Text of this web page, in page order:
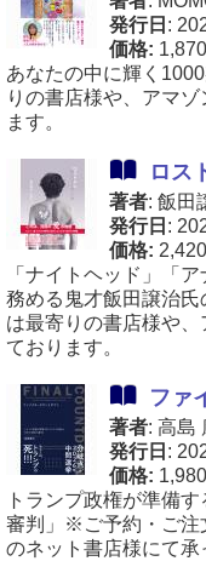
発行日 :
価格:
あなたの中に輝く
りの書店様や、アマ
ます。
ロス
著者: 飯田
発行日 :
価格:
「ナイトヘッド」「
務める鬼才飯田譲治
は最寄りの書店様や
ております。
ファ
著者: 高島
発行日 :
価格:
トランプ政権が準備
審判」※ご予約・ご注
のネット書店様にて承